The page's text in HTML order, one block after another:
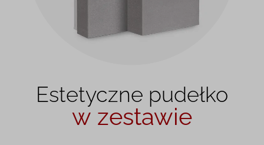
Estetyczne pudełko
w zestawie